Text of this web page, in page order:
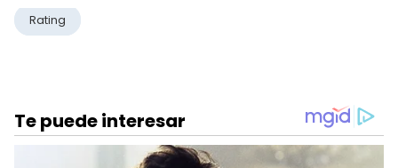
Rating